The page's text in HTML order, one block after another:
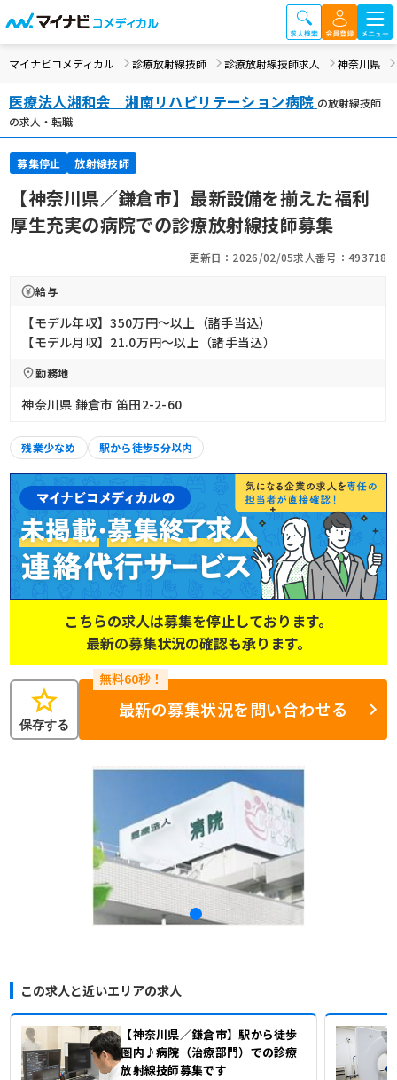
マイナビコメディカル 診療放射線技師 診療放射線技師求人 神奈川県
医療法人湘和会 湘南リハビリテーション病院 の放射線技師
の求人・転職
募集停止 放射線技師
【神奈川県／鎌倉市】最新設備を揃えた福利
厚生充実の病院での診療放射線技師募集
更新日：2026/02/05求人番号：493718
給与
【モデル年収】350万円〜以上（諸手当込）
【モデル月収】21.0万円〜以上（諸手当込）
勤務地
神奈川県 鎌倉市 笛田2-2-60
残業少なめ 駅から徒歩5分以内
こちらの求人は募集を停止しております。
最新の募集状況の確認も承ります。
star
保存する
最新の募集状況を問い合わせる
この求人と近いエリアの求人
【神奈川県／鎌倉市】駅から徒歩
圏内♪病院（治療部門）での診療
放射線技師募集です